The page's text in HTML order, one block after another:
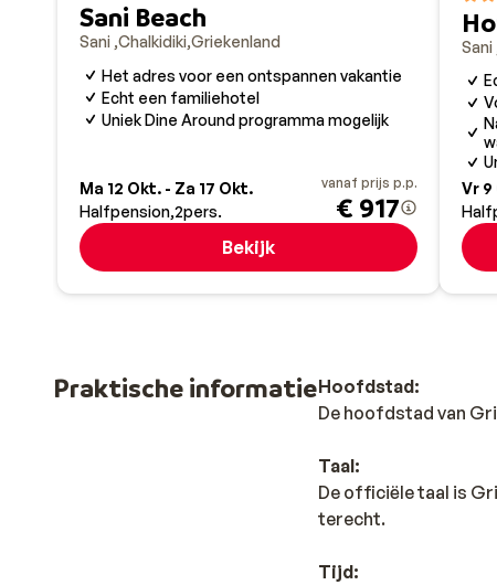
Sani Beach
Sani Chalkidiki Griekenland
Het adres voor een ontspannen vakantie
Echt een familiehotel
Uniek Dine Around programma mogelijk
Ma 12 Okt. - Za 17 Okt.
Halfpension 2pers.
vanaf prijs p.p.
€ 917
Bekijk
Sani
Vr 9
Praktische informatieHoofdstad:
De hoofdstad van
Taal:
De officiële taal is
terecht.
Tijd: